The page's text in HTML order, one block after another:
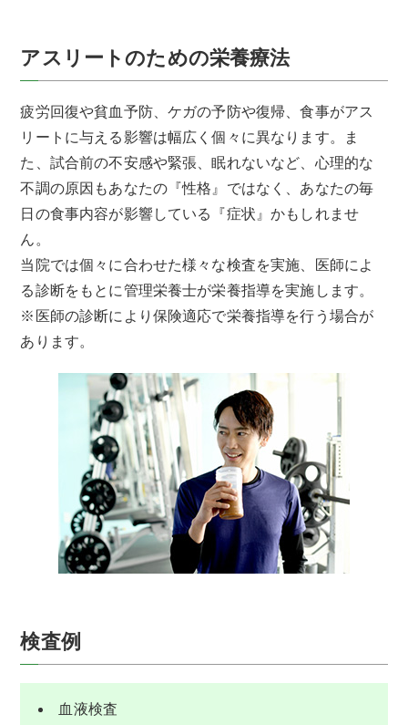
アスリートのための栄養療法
疲労回復や貧血予防、ケガの予防や復帰、食事がアス
リートに与える影響は幅広く個々に異なります。ま
た、試合前の不安感や緊張、眠れないなど、心理的な
不調の原因もあなたの『性格』ではなく、あなたの毎
日の食事内容が影響している『症状』かもしれませ
ん。
当院では個々に合わせた様々な検査を実施、医師によ
る診断をもとに管理栄養士が栄養指導を実施します。
※医師の診断により保険適応で栄養指導を行う場合が
あります。
検査例
血液検査